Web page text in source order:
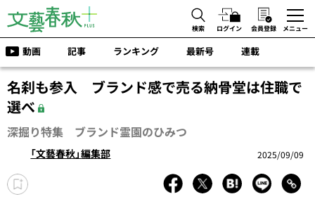
検索 ログイン 会員登録 メニュー
動画 記事 ランキング 最新号 連載
名刹も参入 ブランド感で売る納骨堂は住職で
選べ
深掘り特集 ブランド霊園のひみつ
「文藝春秋」編集部 2025/09/09